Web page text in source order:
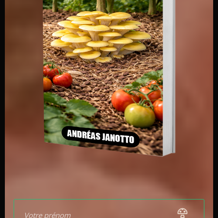
des champignons3 à 4 ans après leur plantation
Les pousses de champignons seront saisonnière en
fonction de l’espèce et auront lieuselon les pluies et la
température. Lesrendementsvarient
considérablement selon les espèces. Quelques
centaines de kilos par hectare pour les lactaires,
jusqu’à plus d’une tonne pour le bolet jaune.
La récolte des champignons en mycosylviculture doit
être réalisée demanière durablepour préserver la
santé de l’écosystème forestier et assurer la
production à long terme. Laissez toujoursquelques
autour des arbres. Cela permettra aux
Il est également possible deprélever du bois. Sachez
qu’une coupe rase détruira la culture de vos